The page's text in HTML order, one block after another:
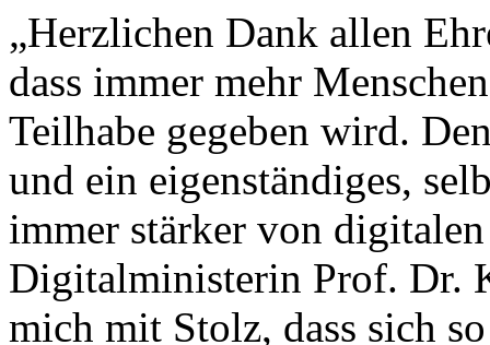
„Herzlichen Dank allen
dass immer mehr
Teilhabe gegeben wird.
und ein eigenständiges,
immer stärker von
Digitalministerin Prof. Dr.
mich mit Stolz, dass sich